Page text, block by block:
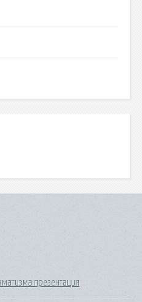
презентация